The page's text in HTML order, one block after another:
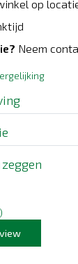
op
Neem